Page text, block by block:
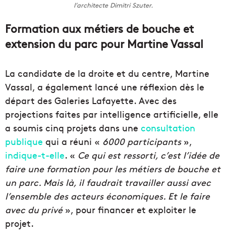
l’architecte Dimitri Szuter.
Formation aux métiers de bouche et
extension du parc pour Martine Vassal
La candidate de la droite et du centre, Martine
Vassal, a également lancé une réflexion dès le
départ des Galeries Lafayette. Avec des
projections faites par intelligence artificielle, elle
a soumis cinq projets dans une consultation
publique qui a réuni « 6000 participants»,
indique-t-elle. « Ce qui est ressorti, c’est l’idée de
faire une formation pour les métiers de bouche et
un parc. Mais là, il faudrait travailler aussi avec
l’ensemble des acteurs économiques. Et le faire
avec du privé», pour financer et exploiter le
projet.